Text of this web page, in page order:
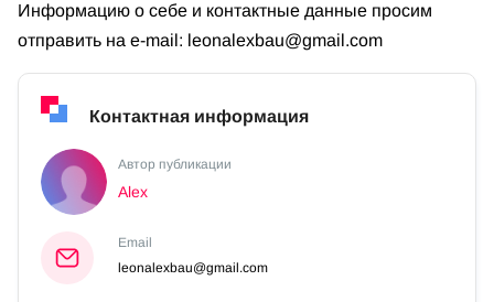
Информацию о себе и контактные данные просим
отправить на e-mail: leonalexbau@gmail.com
Контактная информация
Автор публикации
Alex
Email
leonalexbau@gmail.com